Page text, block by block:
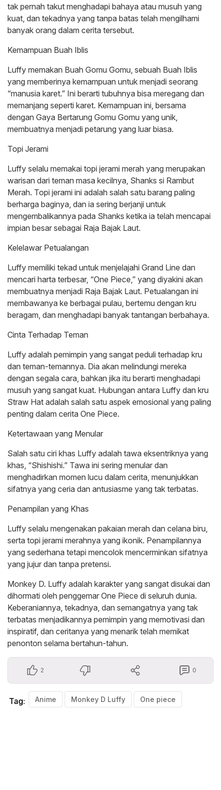
tak pernah takut menghadapi bahaya atau musuh yang
kuat, dan tekadnya yang tanpa batas telah mengilhami
banyak orang dalam cerita tersebut.
Kemampuan Buah Iblis
Luffy memakan Buah Gomu Gomu, sebuah Buah Iblis
yang memberinya kemampuan untuk menjadi seorang
“manusia karet.” Ini berarti tubuhnya bisa meregang dan
memanjang seperti karet. Kemampuan ini, bersama
dengan Gaya Bertarung Gomu Gomu yang unik,
membuatnya menjadi petarung yang luar biasa.
Topi Jerami
Luffy selalu memakai topi jerami merah yang merupakan
warisan dari teman masa kecilnya, Shanks si Rambut
Merah. Topi jerami ini adalah salah satu barang paling
berharga baginya, dan ia sering berjanji untuk
mengembalikannya pada Shanks ketika ia telah mencapai
impian besar sebagai Raja Bajak Laut.
Kelelawar Petualangan
Luffy memiliki tekad untuk menjelajahi Grand Line dan
mencari harta terbesar, “One Piece,” yang diyakini akan
membuatnya menjadi Raja Bajak Laut. Petualangan ini
membawanya ke berbagai pulau, bertemu dengan kru
beragam, dan menghadapi banyak tantangan berbahaya.
Cinta Terhadap Teman
Luffy adalah pemimpin yang sangat peduli terhadap kru
dan teman-temannya. Dia akan melindungi mereka
dengan segala cara, bahkan jika itu berarti menghadapi
musuh yang sangat kuat. Hubungan antara Luffy dan kru
Straw Hat adalah salah satu aspek emosional yang paling
penting dalam cerita One Piece.
Ketertawaan yang Menular
Salah satu ciri khas Luffy adalah tawa eksentriknya yang
khas, “Shishishi.” Tawa ini sering menular dan
menghadirkan momen lucu dalam cerita, menunjukkan
sifatnya yang ceria dan antusiasme yang tak terbatas.
Penampilan yang Khas
Luffy selalu mengenakan pakaian merah dan celana biru,
serta topi jerami merahnya yang ikonik. Penampilannya
yang sederhana tetapi mencolok mencerminkan sifatnya
yang jujur dan tanpa pretensi.
Monkey D. Luffy adalah karakter yang sangat disukai dan
dihormati oleh penggemar One Piece di seluruh dunia.
Keberaniannya, tekadnya, dan semangatnya yang tak
terbatas menjadikannya pemimpin yang memotivasi dan
inspiratif, dan ceritanya yang menarik telah memikat
penonton selama bertahun-tahun.
2 0
Tag: Anime Monkey D Luffy One piece